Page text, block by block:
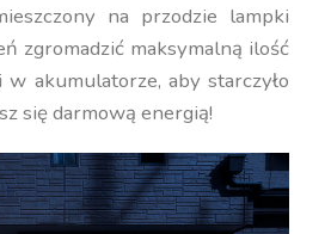
na przodzie lampki
zgromadzić maksymalną ilość
w akumulatorze, aby starczyło
się darmową energią!